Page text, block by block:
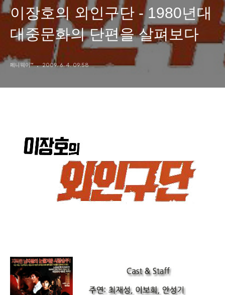
이장호의 외인구단 - 1980년대
대중문화의 단편을 살펴보다
페니웨이™ 2009. 6. 4. 09:58